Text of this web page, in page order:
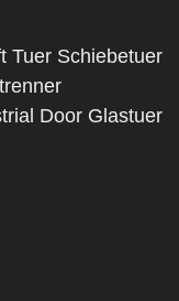
Tuer Schiebetuer
Door Glastuer